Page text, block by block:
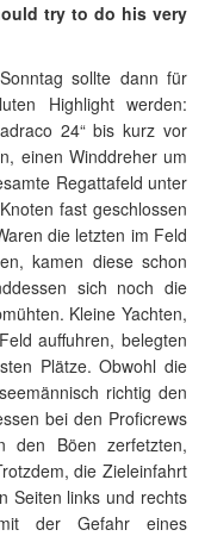
try to do his very
sollte dann für
Highlight werden:
24“ bis kurz vor
einen Winddreher um
Regattafeld unter
fast geschlossen
die letzten im Feld
kamen diese schon
sich noch die
Kleine Yachten,
auffuhren, belegten
Plätze. Obwohl die
richtig den
bei den Proficrews
den Böen zerfetzten,
die Zieleinfahrt
Seiten links und rechts
der Gefahr eines